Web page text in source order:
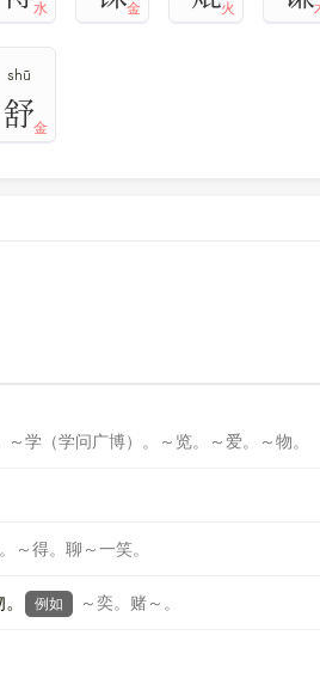
水 金 火
shū
舒金
～学（学问广博）。～览。～爱。～物。
～得。聊～一笑。
例如 ～奕。赌～。